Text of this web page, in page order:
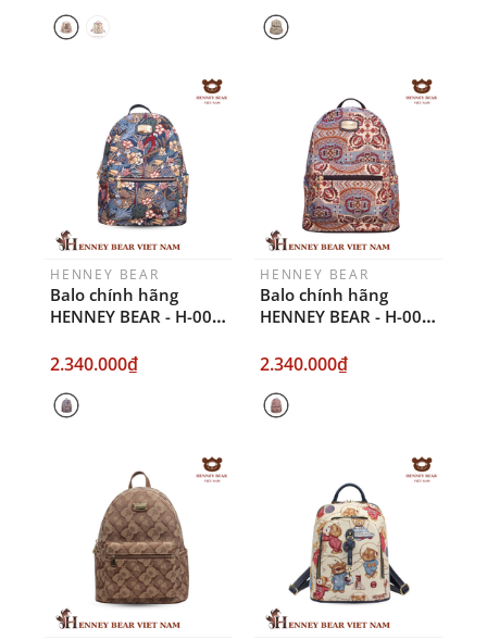
HENNEY BEAR
Balo chính hãng
HENNEY BEAR - H-008-
2.340.000₫
HENNEY BEAR
Balo chính hãng
HENNEY BEAR - H-008-
PURPLE
2.340.000₫